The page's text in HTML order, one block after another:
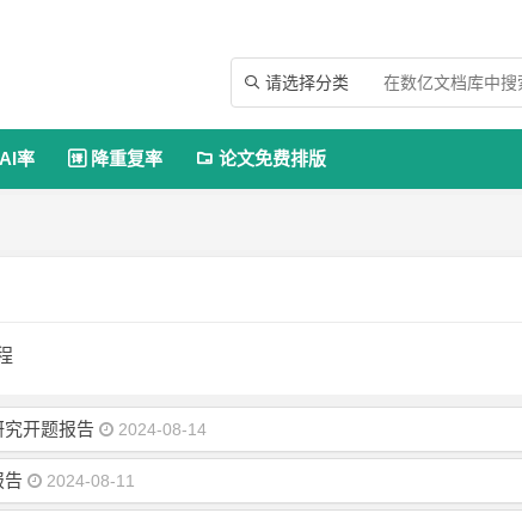
 请选择分类
率  降重复率  论文免费排版
开题报告 2024-08-14
告 2024-08-11